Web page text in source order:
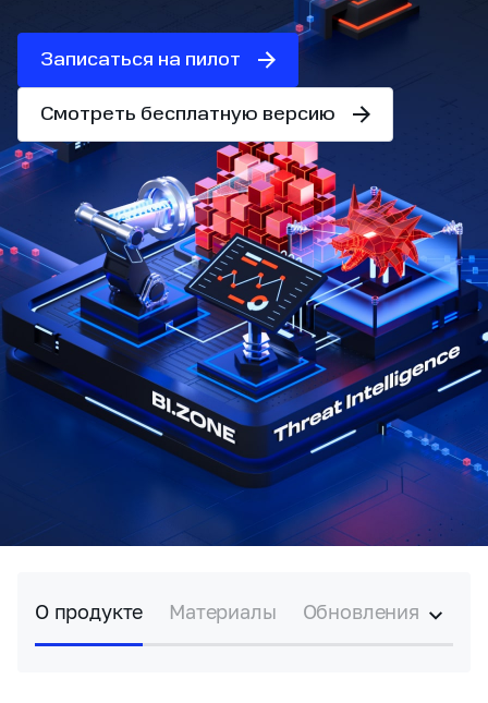
Записаться на пилот
Смотреть бесплатную версию
О продукте Материалы Обновления